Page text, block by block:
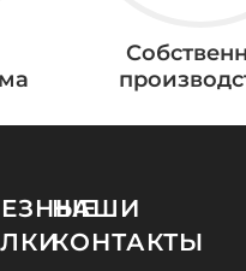
НАШИ
КОНТАКТЫ